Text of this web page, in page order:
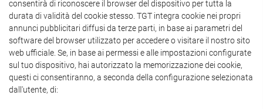
consentirà di riconoscere il browser del dispositivo per tutta la
durata di validità del cookie stesso. TGT integra cookie nei propri
annunci pubblicitari diffusi da terze parti, in base ai parametri del
software del browser utilizzato per accedere o visitare il nostro sito
web ufficiale. Se, in base ai permessi e alle impostazioni configurate
sul tuo dispositivo, hai autorizzato la memorizzazione dei cookie,
questi ci consentiranno, a seconda della configurazione selezionata
dall'utente, di: